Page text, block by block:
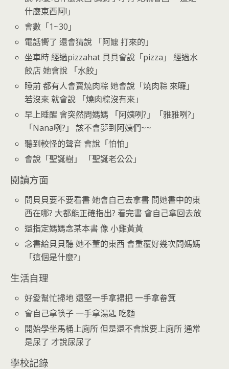
什麼東西阿!」
會數「1~30」
電話嚮了 還會猜說 「阿嬤 打來的」
坐車時 經過pizzahat 貝貝會說「pizza」 經過水
餃店 她會說 「水餃」
睡前 都有人會賣燒肉粽 她會說「燒肉粽 來囉」
若沒來 就會說 「燒肉粽沒有來」
早上睡醒 會突然問媽媽 「阿姨咧?」「雅雅咧?」
「Nana咧?」 該不會夢到阿姨們~~
聽到較怪的聲音 會說「怕怕」
會說「聖誕樹」 「聖誕老公公」
閱讀方面
問貝貝要不要看書 她會自己去拿書 問她書中的東
西在哪? 大都能正確指出? 看完書 會自己拿回去放
還指定媽媽念某本書 像 小雞黃黃
念書給貝貝聽 她不董的東西 會重覆好幾次問媽媽
「這個是什麼?」
生活自理
好愛幫忙掃地 還堅一手拿掃把 一手拿畚箕
會自己拿筷子 一手拿湯匙 吃麵
開始學坐馬桶上廁所 但是還不會說要上廁所 通常
是尿了 才說尿尿了
學校記錄